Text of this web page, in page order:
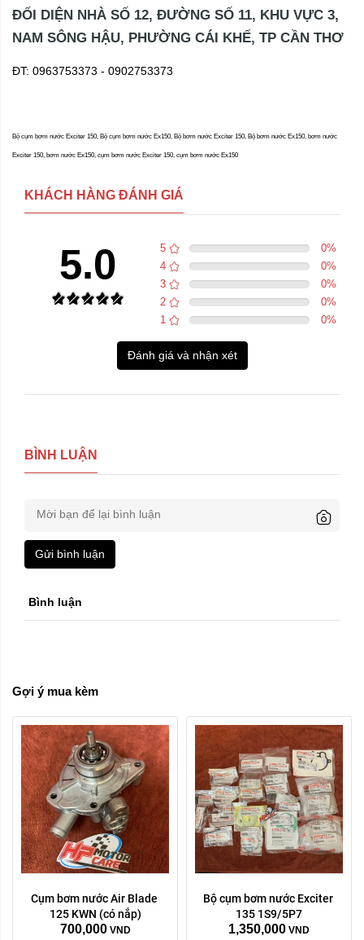
ĐỐI DIỆN NHÀ SỐ 12, ĐƯỜNG SỐ 11, KHU VỰC 3,
NAM SÔNG HẬU, PHƯỜNG CÁI KHẾ, TP CẦN THƠ
ĐT: 0963753373 - 0902753373
Bộ cụm bơm nước Exciter 150, Bộ cụm bơm nước Ex150, Bộ bơm nước Exciter 150, Bộ bơm nước Ex150, bơm nước
Exciter 150, bơm nước Ex150, cụm bơm nước Exciter 150, cụm bơm nước Ex150
KHÁCH HÀNG ĐÁNH GIÁ
5.0 5 0%
4
0%
3
0%
2
0%
1
0%
Đánh giá và nhận xét
BÌNH LUẬN
Gửi bình luận
Bình luận
Gợi ý mua kèm
Cụm bơm nước Air Blade
125 KWN (có nắp)
700,000 VND
Bộ cụm bơm nước Exciter
135 1S9/5P7
1,350,000 VND